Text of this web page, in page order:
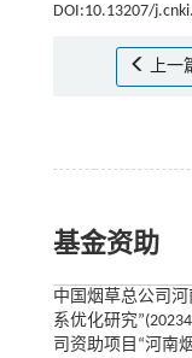
DOI:10.13207/
上一
基金资助
中国烟草总公司
系优化研究
司资助项目“河南